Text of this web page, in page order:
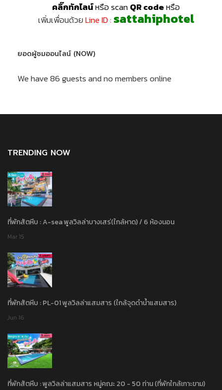
คลิ๊กทักไลน์หรือ scanQR codeหรือ
เพิ่มเพื่อนด้วยLine ID : sattahiphotel
ยอดผู้ชมออนไลน์ (NOW)
We have 86 guests and no members online
TRENDING NOW
ที่พักสัตหีบ : A-sea พูลวิลล่าบางเสร่(ใกล้หาด) / 6 ห้องนอน
Mar 15
ที่พักสัตหีบ : PL-01 พูลวิลล่าแสมสาร (ใกล้จุดดำน้ำแสมสาร)
Jun 16
ที่พักสัตหีบ : พูลวิลล่าแสมสาร หมู่คณะ 20 - 50 ท่าน (ที่พักใกล้เกาะขาม)